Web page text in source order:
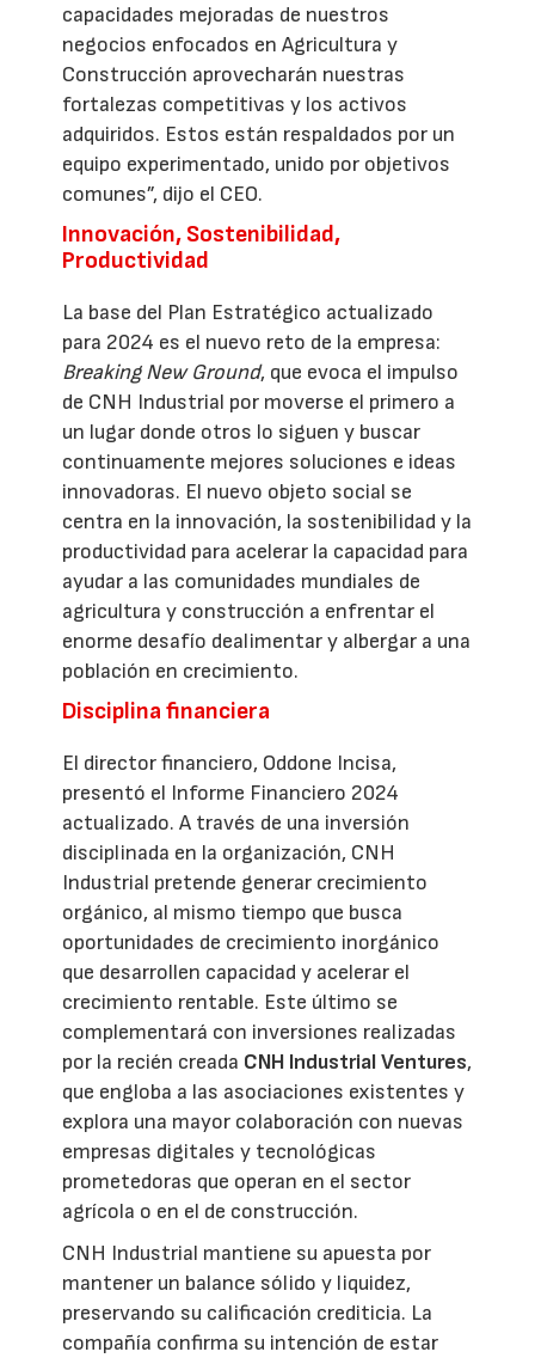
capacidades mejoradas de nuestros
negocios enfocados en Agricultura y
Construcción aprovecharán nuestras
fortalezas competitivas y los activos
adquiridos. Estos están respaldados por un
equipo experimentado, unido por objetivos
comunes”, dijo el CEO.
Innovación, Sostenibilidad,
Productividad
La base del Plan Estratégico actualizado
para 2024 es el nuevo reto de la empresa:
Breaking New Ground, que evoca el impulso
de CNH Industrial por moverse el primero a
un lugar donde otros lo siguen y buscar
continuamente mejores soluciones e ideas
innovadoras. El nuevo objeto social se
centra en la innovación, la sostenibilidad y la
productividad para acelerar la capacidad para
ayudar a las comunidades mundiales de
agricultura y construcción a enfrentar el
enorme desafío dealimentar y albergar a una
población en crecimiento.
Disciplina financiera
El director financiero, Oddone Incisa,
presentó el Informe Financiero 2024
actualizado. A través de una inversión
disciplinada en la organización, CNH
Industrial pretende generar crecimiento
orgánico, al mismo tiempo que busca
oportunidades de crecimiento inorgánico
que desarrollen capacidad y acelerar el
crecimiento rentable. Este último se
complementará con inversiones realizadas
por la recién creada CNH Industrial Ventures,
que engloba a las asociaciones existentes y
explora una mayor colaboración con nuevas
empresas digitales y tecnológicas
prometedoras que operan en el sector
agrícola o en el de construcción.
CNH Industrial mantiene su apuesta por
mantener un balance sólido y liquidez,
preservando su calificación crediticia. La
compañía confirma su intención de estar